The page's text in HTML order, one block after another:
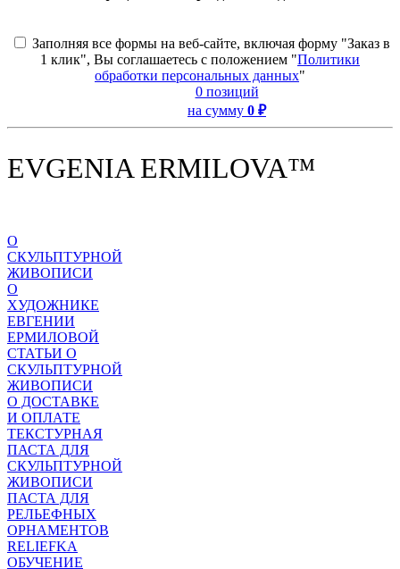
Заполняя все формы на веб-сайте, включая форму "Заказ в
1 клик", Вы соглашаетесь с положением "Политики
обработки персональных данных"
0 позиций
на сумму 0 ₽
EVGENIA ERMILOVA™
О
СКУЛЬПТУРНОЙ
ЖИВОПИСИ
О
ХУДОЖНИКЕ
ЕВГЕНИИ
ЕРМИЛОВОЙ
СТАТЬИ О
СКУЛЬПТУРНОЙ
ЖИВОПИСИ
О ДОСТАВКЕ
И ОПЛАТЕ
ТЕКСТУРНАЯ
ПАСТА ДЛЯ
СКУЛЬПТУРНОЙ
ЖИВОПИСИ
ПАСТА ДЛЯ
РЕЛЬЕФНЫХ
ОРНАМЕНТОВ
RELIEFKA
ОБУЧЕНИЕ